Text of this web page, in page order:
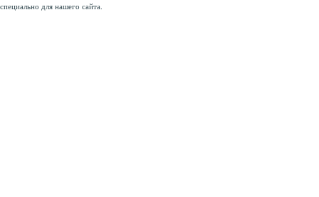
специально для нашего сайта.